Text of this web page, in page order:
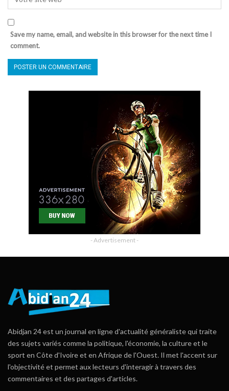
Save my name, email, and website in this browser for the next time I
comment.
- Advertisement -
Abidjan 24 est un journal en ligne d'actualité généraliste qui traite
des sujets variés comme la politique, l'économie, la culture et le
sport en Côte d'Ivoire et en Afrique de l'Ouest. Il met l'accent sur
l'objectivité et permet aux lecteurs d'interagir à travers des
commentaires et des partages d'articles.